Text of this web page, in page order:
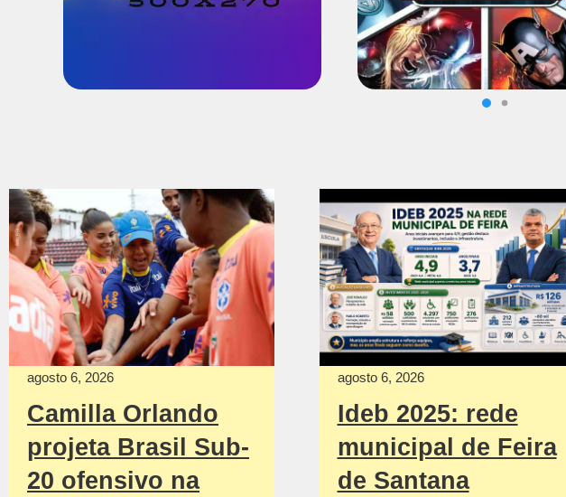
agosto 6, 2026
Camilla Orlando
projeta Brasil Sub-
20 ofensivo na
agosto 6, 2026
Ideb 2025: rede
municipal de Feira
de Santana